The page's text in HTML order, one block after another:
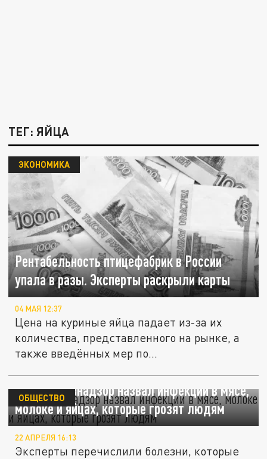
ТЕГ: ЯЙЦА
Рентабельность птицефабрик в России
упала в разы. Эксперты раскрыли карты
ЭКОНОМИКА
04 МАЯ 12:37
Цена на куриные яйца падает из-за их
количества, представленного на рынке, а
также введённых мер по...
Россельхознадзор назвал инфекции в мясе,
молоке и яйцах, которые грозят людям
ОБЩЕСТВО
22 АПРЕЛЯ 16:13
Эксперты перечислили болезни, которые